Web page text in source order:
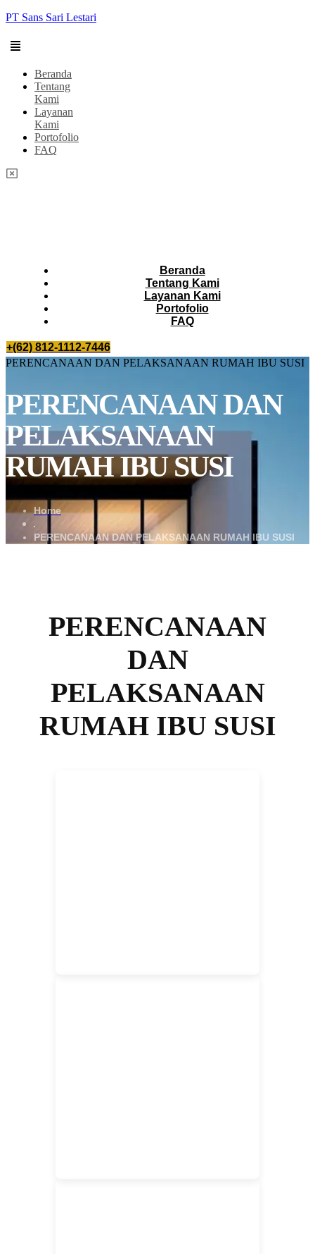
PT Sans Sari Lestari
Beranda
Tentang
Kami
Layanan
Kami
Portofolio
FAQ
Beranda
Tentang Kami
Layanan Kami
Portofolio
FAQ
+(62) 812-1112-7446
PERENCANAAN DAN PELAKSANAAN RUMAH IBU SUSI
PERENCANAAN DAN
PELAKSANAAN
RUMAH IBU SUSI
Home
PERENCANAAN DAN PELAKSANAAN RUMAH IBU SUSI
PERENCANAAN
DAN
PELAKSANAAN
RUMAH IBU SUSI